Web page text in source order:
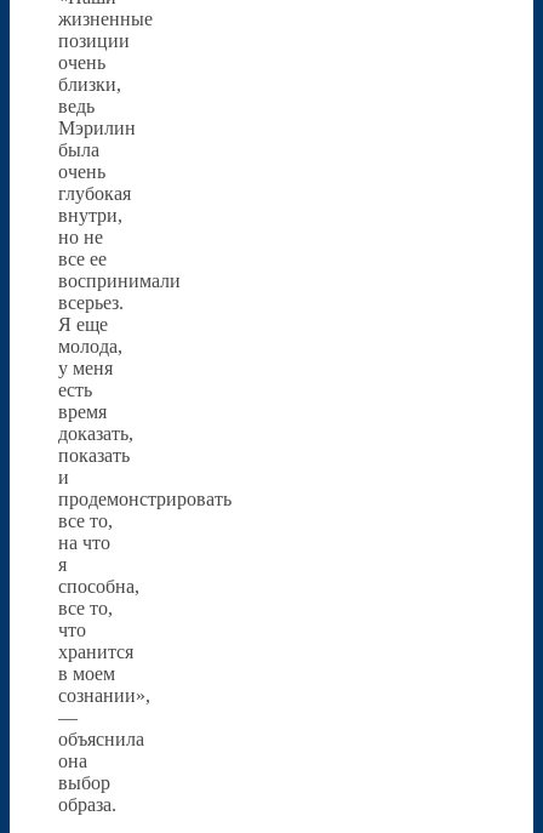
жизненные
позиции
очень
близки,
ведь
Мэрилин
была
очень
глубокая
внутри,
но не
все ее
воспринимали
всерьез.
Я еще
молода,
у меня
есть
время
доказать,
показать
и
продемонстрировать
все то,
на что
я
способна,
все то,
что
хранится
в моем
сознании»,
—
объяснила
она
выбор
образа.